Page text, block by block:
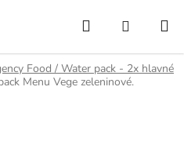
Hľadať
KOŠÍK
Food / Water pack - 2x hlavné
Menu Vege zeleninové.